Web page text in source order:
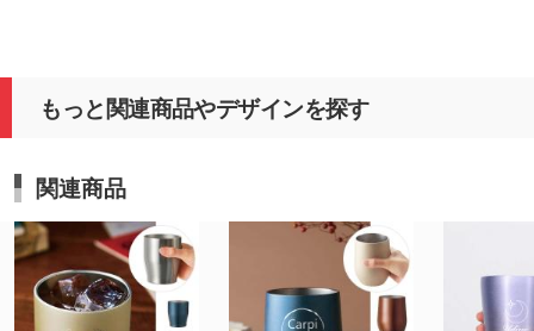
もっと関連商品やデザインを探す
関連商品